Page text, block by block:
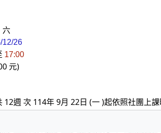
六
12/26
17:00
元)
12週 次 114年 9月 22日 (一 )起依照社團上